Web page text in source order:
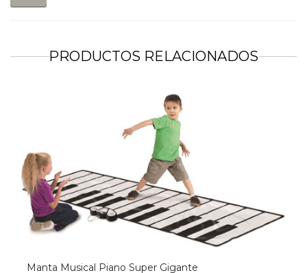
PRODUCTOS RELACIONADOS
Manta Musical Piano Super Gigante